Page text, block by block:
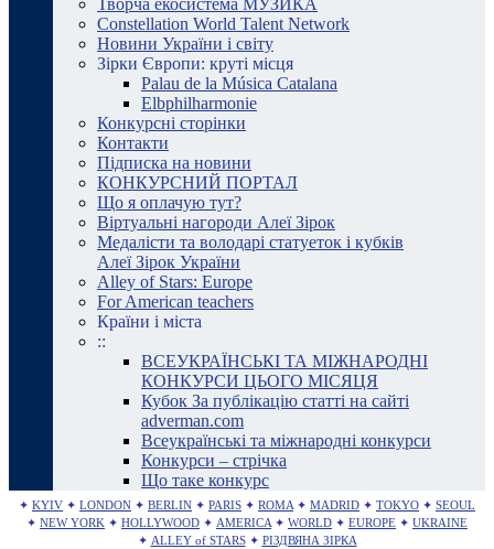
Творча екосистема МУЗИКА
Constellation World Talent Network
Новини України і світу
Зірки Європи: круті місця
Palau de la Música Catalana
Elbphilharmonie
Конкурсні сторінки
Контакти
Підписка на новини
КОНКУРСНИЙ ПОРТАЛ
Що я оплачую тут?
Віртуальні нагороди Алеї Зірок
Медалісти та володарі статуеток і кубків
Алеї Зірок України
Alley of Stars: Europe
For American teachers
Країни і міста
::
ВСЕУКРАЇНСЬКІ ТА МІЖНАРОДНІ
КОНКУРСИ ЦЬОГО МІСЯЦЯ
Кубок За публікацію статті на сайті
adverman.com
Всеукраїнські та міжнародні конкурси
Конкурси – стрічка
Що таке конкурс
✦ KYIV ✦ LONDON ✦ BERLIN ✦ PARIS ✦ ROMA ✦ MADRID ✦ TOKYO ✦ SEOUL
✦ NEW YORK ✦ HOLLYWOOD ✦ AMERICA ✦ WORLD ✦ EUROPE ✦ UKRAINE
✦ ALLEY of STARS ✦ РІЗДВЯНА ЗІРКА